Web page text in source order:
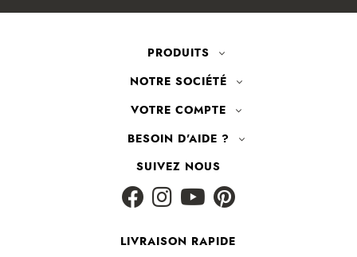
PRODUITS
NOTRE SOCIÉTÉ
VOTRE COMPTE
BESOIN D'AIDE ?
SUIVEZ NOUS
LIVRAISON RAPIDE